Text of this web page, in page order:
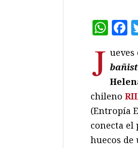
J ueves
chileno
(Entropía
conecta
huecos de